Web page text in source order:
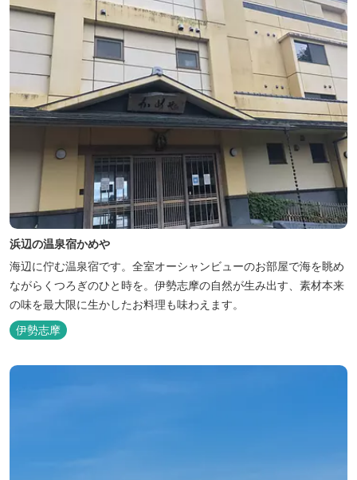
浜辺の温泉宿かめや
海辺に佇む温泉宿です。全室オーシャンビューのお部屋で海を眺め
ながらくつろぎのひと時を。伊勢志摩の自然が生み出す、素材本来
の味を最大限に生かしたお料理も味わえます。
伊勢志摩